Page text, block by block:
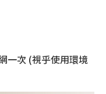
一次 (視乎使用環境